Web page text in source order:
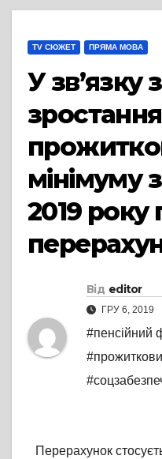
TV СЮЖЕТ ПРЯМА МОВА
У зв’язку
мінімуму
2019 року
Від editor
ГРУ 6, 2019
#пенсійний
Перерахунок